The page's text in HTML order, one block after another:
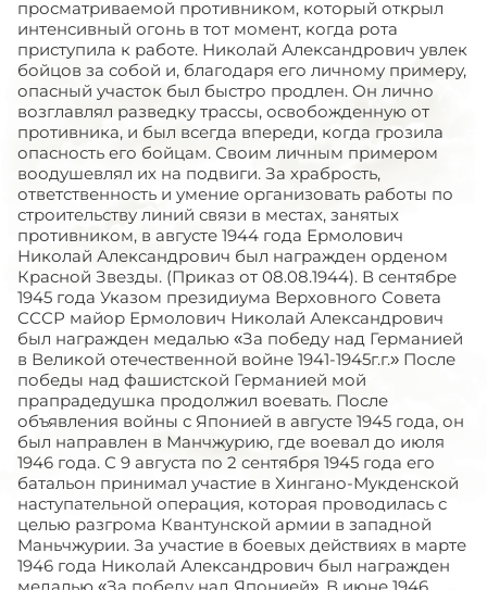
просматриваемой противником, который открыл
интенсивный огонь в тот момент, когда рота
приступила к работе. Николай Александрович увлек
бойцов за собой и, благодаря его личному примеру,
опасный участок был быстро продлен. Он лично
возглавлял разведку трассы, освобожденную от
противника, и был всегда впереди, когда грозила
опасность его бойцам. Своим личным примером
воодушевлял их на подвиги. За храбрость,
ответственность и умение организовать работы по
строительству линий связи в местах, занятых
противником, в августе 1944 года Ермолович
Николай Александрович был награжден орденом
Красной Звезды. (Приказ от 08.08.1944). В сентябре
1945 года Указом президиума Верховного Совета
СССР майор Ермолович Николай Александрович
был награжден медалью «За победу над Германией
в Великой отечественной войне 1941-1945г.г.» После
победы над фашистской Германией мой
прапрадедушка продолжил воевать. После
объявления войны с Японией в августе 1945 года, он
был направлен в Манчжурию, где воевал до июля
1946 года. С 9 августа по 2 сентября 1945 года его
батальон принимал участие в Хингано-Мукденской
наступательной операция, которая проводилась с
целью разгрома Квантунской армии в западной
Маньчжурии. За участие в боевых действиях в марте
1946 года Николай Александрович был награжден
медалью «За победу над Японией». В июне 1946